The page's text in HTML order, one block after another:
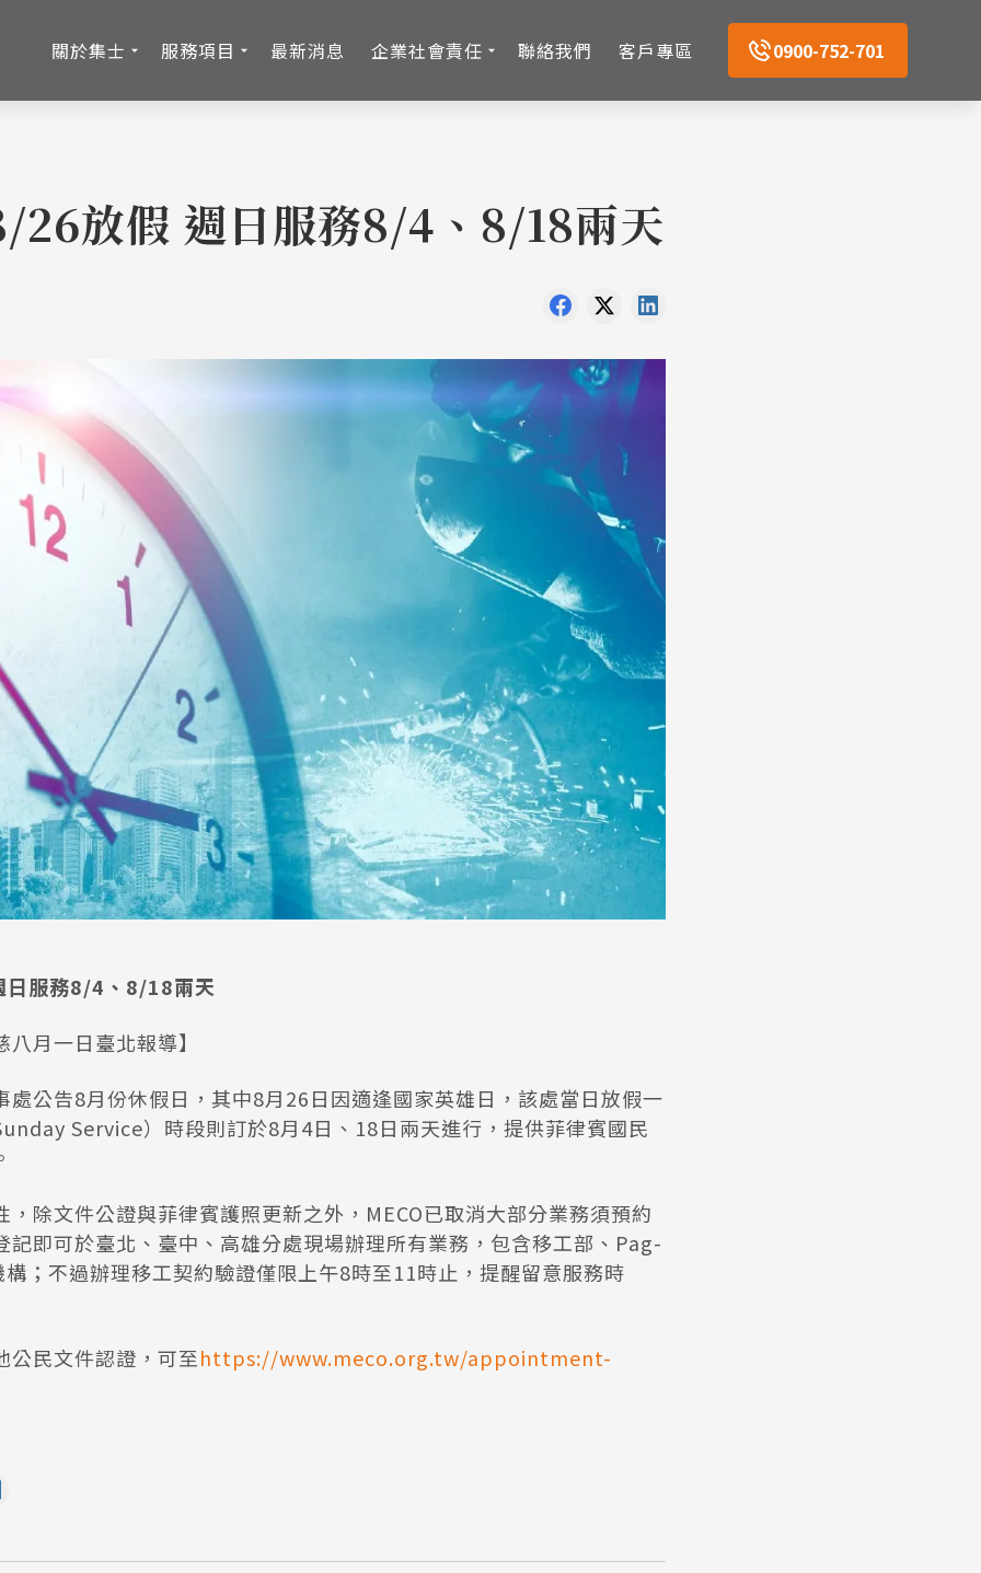
關於集士 服務項目 最新消息 企業社會責任 聯絡我們 客戶專區 0900-752-701
26放假 週日服務8/4、8/18兩天
日服務8/4、8/18兩天
月一日臺北報導】
處公告8月份休假日，其中8月26日因適逢國家英雄日，該處當日放假一
Service）時段則訂於8月4日、18日兩天進行，提供菲律賓國民
，除文件公證與菲律賓護照更新之外，MECO已取消大部分業務須預約
記即可於臺北、臺中、高雄分處現場辦理所有業務，包含移工部、Pag-
構；不過辦理移工契約驗證僅限上午8時至11時止，提醒留意服務時
公民文件認證，可至https://www.meco.org.tw/appointment-